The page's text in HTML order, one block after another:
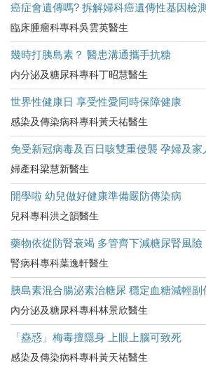
癌症會遺傳嗎? 拆解婦科癌遺傳性基因檢
臨床腫瘤科專科吳雲英醫生
幾時打胰島素？ 醫患溝通攜手抗糖
内分泌及糖尿科專科丁昭慧醫生
世界性健康日 享受性愛同時保障健康
感染及傳染病科專科黃天祐醫生
免受新冠病毒及百日咳雙重侵襲 孕婦及
婦產科梁慧新醫生
開學啦 幼兒做好健康準備嚴防傳染病
兒科專科洪之韻醫生
藥物依從防腎衰竭 多管齊下減糖尿腎風險
腎病科專科葉逸軒醫生
胰島素混合腸泌素治糖尿 穩定血糖減輕副
內分泌及糖尿科專科林景欣醫生
「蠱惑」梅毒擅隱身 上眼上腦可致死
感染及傳染病科專科黃天祐醫生